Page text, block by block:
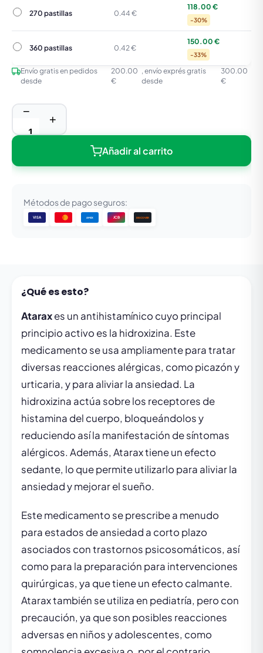
270 pastillas
270 pastillas 0.44 €
118.00 €
-30%
360 pastillas
360 pastillas 0.42 €
150.00 €
-33%
Envío gratis en pedidos
desde
200.00
€
, envío exprés gratis
desde
300.00
€
−
+
Añadir al carrito
Métodos de pago seguros:
VISA AMEX JCB DISCOVER
¿Qué es esto?
Ataraxes un antihistamínico cuyo principal
principio activo es la hidroxizina. Este
medicamento se usa ampliamente para tratar
diversas reacciones alérgicas, como picazón y
urticaria, y para aliviar la ansiedad. La
hidroxizina actúa sobre los receptores de
histamina del cuerpo, bloqueándolos y
reduciendo así la manifestación de síntomas
alérgicos. Además, Atarax tiene un efecto
sedante, lo que permite utilizarlo para aliviar la
ansiedad y mejorar el sueño.
Este medicamento se prescribe a menudo
para estados de ansiedad a corto plazo
asociados con trastornos psicosomáticos, así
como para la preparación para intervenciones
quirúrgicas, ya que tiene un efecto calmante.
Atarax también se utiliza en pediatría, pero con
precaución, ya que son posibles reacciones
adversas en niños y adolescentes, como